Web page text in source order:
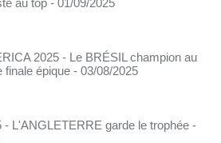
au top - 01/09/2025
2025 - Le BRÉSIL champion au
finale épique - 03/08/2025
- L'ANGLETERRE garde le trophée -